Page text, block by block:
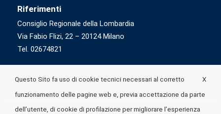
Riferimenti
Consiglio Regionale della Lombardia
Via Fabio Flizi, 22 – 20124 Milano
Tel. 02674821
X
Questo Sito fa uso di cookie tecnici necessari al corretto
funzionamento delle pagine web e, previa accettazione da parte
dell’utente, di cookie di profilazione per migliorare l’esperienza